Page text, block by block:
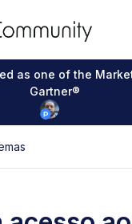
as one of the
Gartner®